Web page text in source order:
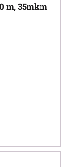
m, 35mkm